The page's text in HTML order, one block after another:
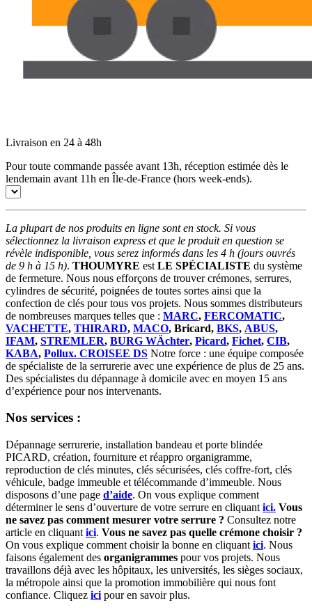
Livraison en 24 à 48h
Pour toute commande passée avant 13h, réception estimée dès le
lendemain avant 11h en Île-de-France (hors week-ends).
La plupart de nos produits en ligne sont en stock. Si vous
sélectionnez la livraison express et que le produit en question se
révèle indisponible, vous serez informés dans les 4 h (jours ouvrés
de 9 h à 15 h). THOUMYRE est LE SPÉCIALISTE du système
de fermeture. Nous nous efforçons de trouver crémones, serrures,
cylindres de sécurité, poignées de toutes sortes ainsi que la
confection de clés pour tous vos projets. Nous sommes distributeurs
de nombreuses marques telles que : MARC, FERCOMATIC,
VACHETTE, THIRARD, MACO, Bricard, BKS, ABUS,
IFAM, STREMLER, BURG WÄchter, Picard, Fichet, CIB,
KABA, Pollux. CROISEE DS Notre force : une équipe composée
de spécialiste de la serrurerie avec une expérience de plus de 25 ans.
Des spécialistes du dépannage à domicile avec en moyen 15 ans
d’expérience pour nos intervenants.
Nos services :
Dépannage serrurerie, installation bandeau et porte blindée
PICARD, création, fourniture et réappro organigramme,
reproduction de clés minutes, clés sécurisées, clés coffre-fort, clés
véhicule, badge immeuble et télécommande d’immeuble. Nous
disposons d’une page d’aide. On vous explique comment
déterminer le sens d’ouverture de votre serrure en cliquant ici. Vous
ne savez pas comment mesurer votre serrure ? Consultez notre
article en cliquant ici. Vous ne savez pas quelle crémone choisir ?
On vous explique comment choisir la bonne en cliquant ici. Nous
faisons également des organigrammes pour vos projets. Nous
travaillons déjà avec les hôpitaux, les universités, les sièges sociaux,
la métropole ainsi que la promotion immobilière qui nous font
confiance. Cliquez ici pour en savoir plus.